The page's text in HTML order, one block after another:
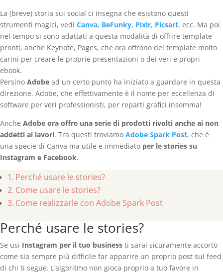
La (breve) storia sui social ci insegna che esistono questi
strumenti magici, vedi Canva, BeFunky, Pixlr, Picsart, ecc. Ma poi
nel tempo si sono adattati a questa modalità di offrire template
pronti, anche Keynote, Pages, che ora offrono dei template molto
carini per creare le proprie presentazioni o dei veri e propri
ebook.
Persino Adobe ad un certo punto ha iniziato a guardare in questa
direzione. Adobe, che effettivamente è il nome per eccellenza di
software per veri professionisti, per reparti grafici insomma!
Anche Adobe ora offre una serie di prodotti rivolti anche ai non
addetti ai lavori. Tra questi troviamo Adobe Spark Post, che è
una specie di Canva ma utile e immediato per le stories su
Instagram e Facebook.
Perché usare le stories?
Come usare le stories?
Come realizzarle con Adobe Spark Post
Perché usare le stories?
Se usi Instagram per il tuo business ti sarai sicuramente accorto
come sia sempre più difficile far apparire un proprio post sul feed
di chi ti segue. L’algoritmo non gioca proprio a tuo favore in